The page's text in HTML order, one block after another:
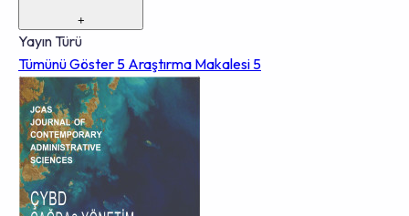
+
Yayın Türü
Tümünü Göster 5 Araştırma Makalesi 5